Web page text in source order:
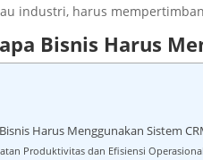
industri, harus
Bisnis Harus
Harus Menggunakan Sistem
Produktivitas dan Efisiensi Operasional